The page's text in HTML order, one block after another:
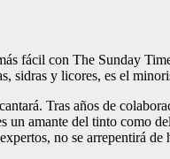
fácil con The Sunday
sidras y licores, es el
Tras años de
amante del tinto como
no se arrepentirá de